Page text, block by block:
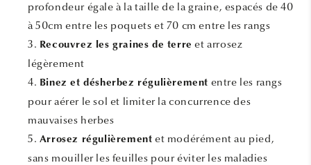
profondeur égale à la taille de la graine, espacés de 40
à 50cm entre les poquets et 70 cm entre les rangs
Recouvrez les graines de terre et arrosez
légèrement
Binez et désherbez régulièrement entre les rangs
pour aérer le sol et limiter la concurrence des
mauvaises herbes
Arrosez régulièrement et modérément au pied,
sans mouiller les feuilles pour éviter les maladies